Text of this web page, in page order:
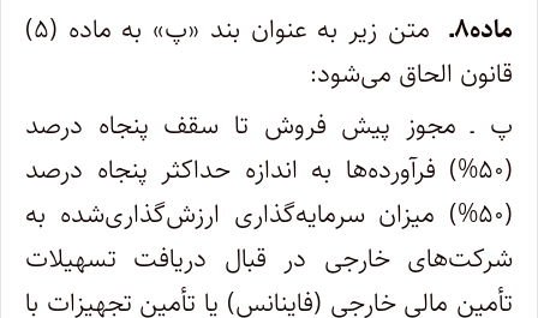
ماده۸ـ
متن زیر به عنوان بند «پ» به ماده (۵)
قانون الحاق می‌شود:
پ ـ مجوز پیش فروش تا سقف پنجاه درصد
(۵۰%) فرآورده‌ها به اندازه حداکثر پنجاه درصد
(۵۰%) میزان سرمایه‌گذاری ارزش‌گذاری‌شده به
شرکت‌های خارجی در قبال دریافت تسهیلات
تأمین مالی خارجی (فاینانس) یا تأمین تجهیزات با